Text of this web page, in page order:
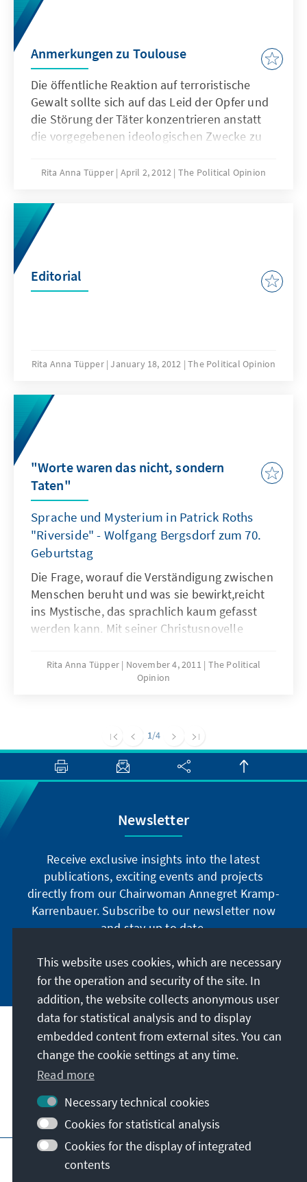
Anmerkungen zu Toulouse
Die öffentliche Reaktion auf terroristische
Gewalt sollte sich auf das Leid der Opfer und
die Störung der Täter konzentrieren anstatt
die vorgegebenen ideologischen Zwecke zu
Rita Anna Tüpper April 2, 2012 The Political Opinion
Editorial
Rita Anna Tüpper January 18, 2012 The Political Opinion
"Worte waren das nicht, sondern
Taten"
Sprache und Mysterium in Patrick Roths
"Riverside" - Wolfgang Bergsdorf zum 70.
Geburtstag
Die Frage, worauf die Verständigung zwischen
Menschen beruht und was sie bewirkt,reicht
ins Mystische, das sprachlich kaum gefasst
werden kann. Mit seiner Christusnovelle
Antwortversuch unternommen.
Rita Anna Tüpper November 4, 2011
The Political
Opinion
1/4
Newsletter
Receive exclusive insights into the latest
publications, exciting events and projects
directly from our Chairwoman Annegret Kramp-
Karrenbauer. Subscribe to our newsletter now
and stay up to date.
Subscribe now
Our mission
Contact
Further offers of the foundation
Imprint Data protection
Terms of use
Declaration on accessibility
This website uses cookies, which are necessary
for the operation and security of the site. In
addition, the website collects anonymous user
data for statistical analysis and to display
embedded content from external sites. You can
change the cookie settings at any time.
Read more
Necessary technical cookies
Cookies for statistical analysis
Cookies for the display of integrated
contents